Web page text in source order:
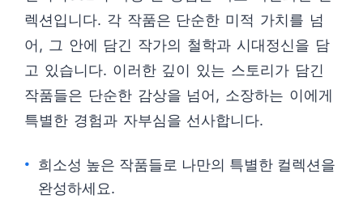
렉션입니다. 각 작품은 단순한 미적 가치를 넘
어, 그 안에 담긴 작가의 철학과 시대정신을 담
고 있습니다. 이러한 깊이 있는 스토리가 담긴
작품들은 단순한 감상을 넘어, 소장하는 이에게
특별한 경험과 자부심을 선사합니다.
희소성 높은 작품들로 나만의 특별한 컬렉션을
완성하세요.